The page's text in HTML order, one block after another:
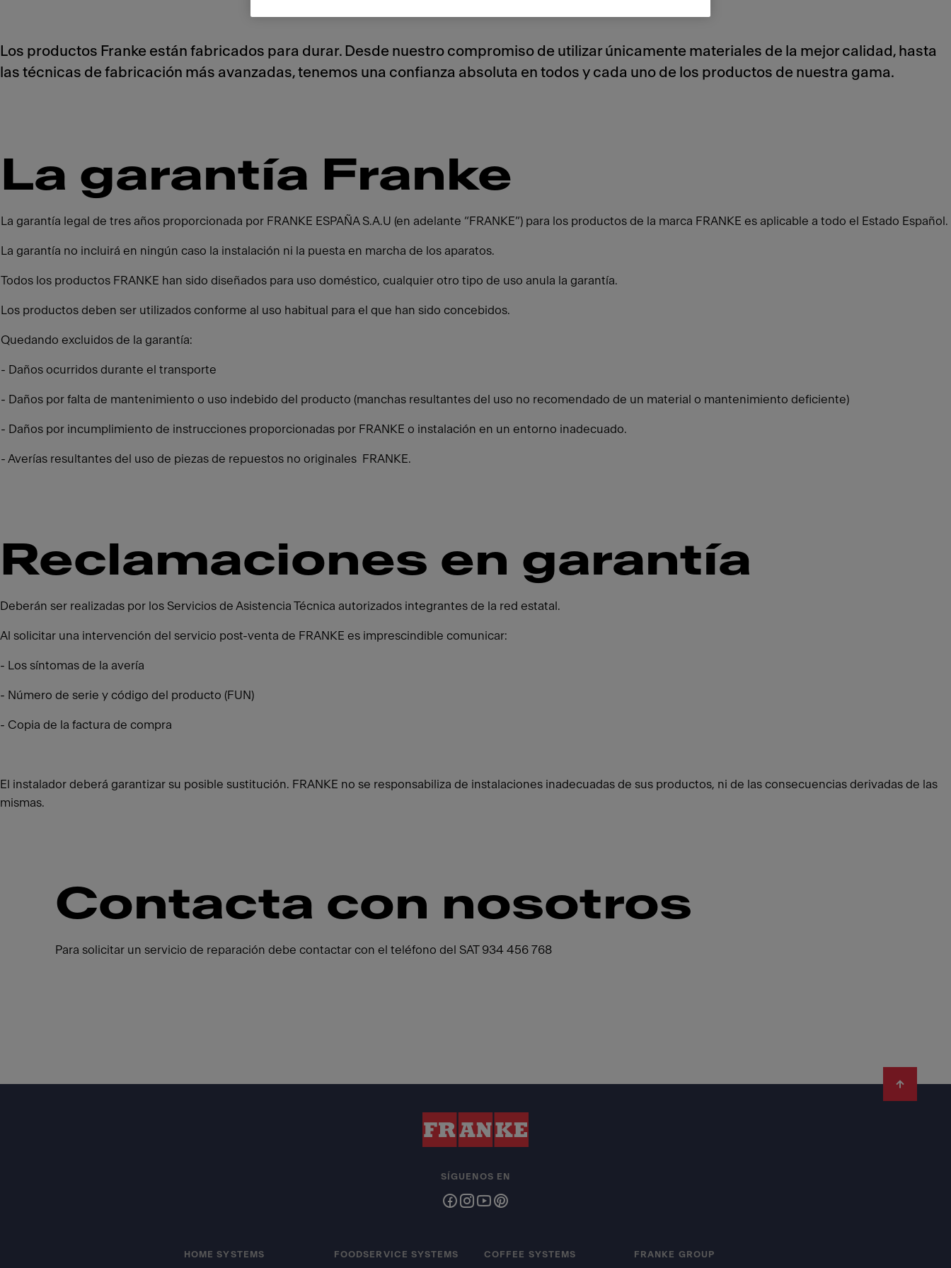
Los productos Franke están fabricados para durar. Desde nuestro compromiso de utilizar únicamente materiales de la mejor calidad, hasta
las técnicas de fabricación más avanzadas, tenemos una confianza absoluta en todos y cada uno de los productos de nuestra gama.
La garantía Franke
La garantía legal de tres años proporcionada por FRANKE ESPAÑA S.A.U (en adelante “FRANKE”) para los productos de la marca FRANKE es aplicable a todo el Estado Español.
La garantía no incluirá en ningún caso la instalación ni la puesta en marcha de los aparatos.
Todos los productos FRANKE han sido diseñados para uso doméstico, cualquier otro tipo de uso anula la garantía.
Los productos deben ser utilizados conforme al uso habitual para el que han sido concebidos.
Quedando excluidos de la garantía:
- Daños ocurridos durante el transporte
- Daños por falta de mantenimiento o uso indebido del producto (manchas resultantes del uso no recomendado de un material o mantenimiento deficiente)
- Daños por incumplimiento de instrucciones proporcionadas por FRANKE o instalación en un entorno inadecuado.
- Averías resultantes del uso de piezas de repuestos no originales FRANKE.
Reclamaciones en garantía
Deberán ser realizadas por los Servicios de Asistencia Técnica autorizados integrantes de la red estatal.
Al solicitar una intervención del servicio post-venta de FRANKE es imprescindible comunicar:
- Los síntomas de la avería
- Número de serie y código del producto (FUN)
- Copia de la factura de compra
El instalador deberá garantizar su posible sustitución. FRANKE no se responsabiliza de instalaciones inadecuadas de sus productos, ni de las consecuencias derivadas de las
mismas.
Contacta con nosotros
Para solicitar un servicio de reparación debe contactar con el teléfono del SAT 934 456 768
HOME SYSTEMS FOODSERVICE SYSTEMS COFFEE SYSTEMS FRANKE GROUP
SÍGUENOS EN